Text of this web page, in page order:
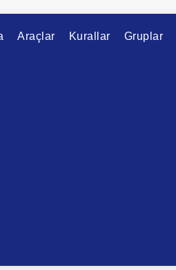
Araçlar Kurallar Gruplar